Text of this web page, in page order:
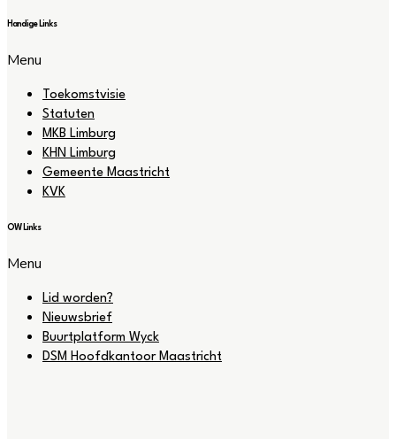
Handige Links
Menu
Toekomstvisie
Statuten
MKB Limburg
KHN Limburg
Gemeente Maastricht
KVK
OW Links
Menu
Lid worden?
Nieuwsbrief
Buurtplatform Wyck
DSM Hoofdkantoor Maastricht